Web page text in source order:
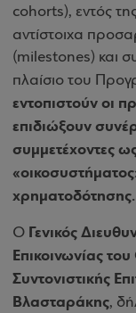
cohorts), εντός
αντίστοιχα
(milestones) και
πλαίσιο του
εντοπιστούν οι
επιδιώξουν
συμμετέχοντες
χρηματοδότησης.
Ο Γενικός
Επικοινωνίας
Συντονιστικής
Βλασταράκης,